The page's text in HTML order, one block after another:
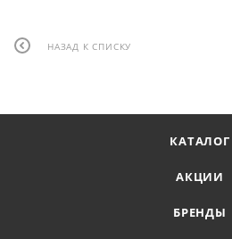
НАЗАД К СПИСКУ
КАТАЛОГ
АКЦИИ
БРЕНДЫ